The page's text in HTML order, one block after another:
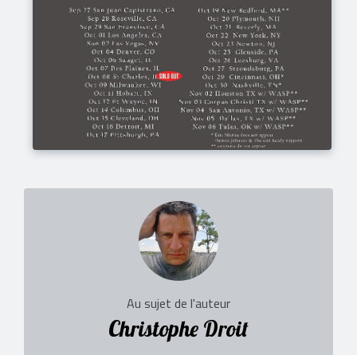
Au sujet de l'auteur
Christophe Droit